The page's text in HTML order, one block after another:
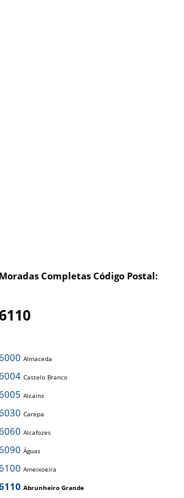
Moradas Completas Código Postal:
Almaceda
Castelo Branco
Alcains
Carepa
Alcafozes
Águas
Ameixoeira
Abrunheiro Grande